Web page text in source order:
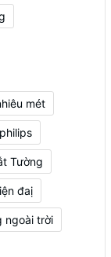
mét
Tường
đaị
ngoài trời